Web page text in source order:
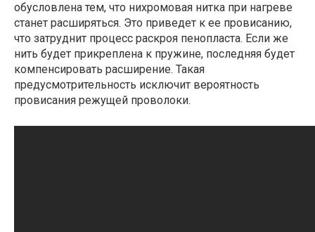
обусловлена тем, что нихромовая нитка при нагреве
станет расширяться. Это приведет к ее провисанию,
что затруднит процесс раскроя пенопласта. Если же
нить будет прикреплена к пружине, последняя будет
компенсировать расширение. Такая
предусмотрительность исключит вероятность
провисания режущей проволоки.